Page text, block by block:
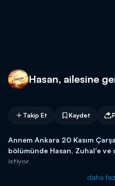
Hasan, ailesine
Takip Et Kaydet
Annem Ankara 20 Kasım
bölümünde Hasan, Zuhal'e ve
istiyor.
Zuhal'i ve üç çocuğunu dadaha